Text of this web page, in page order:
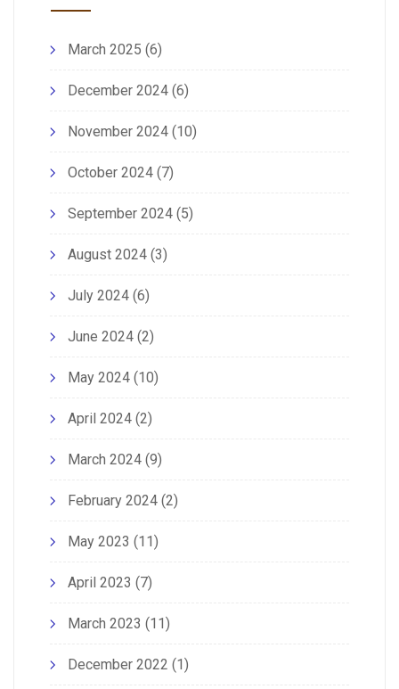
March 2025 (6)
December 2024 (6)
November 2024 (10)
October 2024 (7)
September 2024 (5)
August 2024 (3)
July 2024 (6)
June 2024 (2)
May 2024 (10)
April 2024 (2)
March 2024 (9)
February 2024 (2)
May 2023 (11)
April 2023 (7)
March 2023 (11)
December 2022 (1)